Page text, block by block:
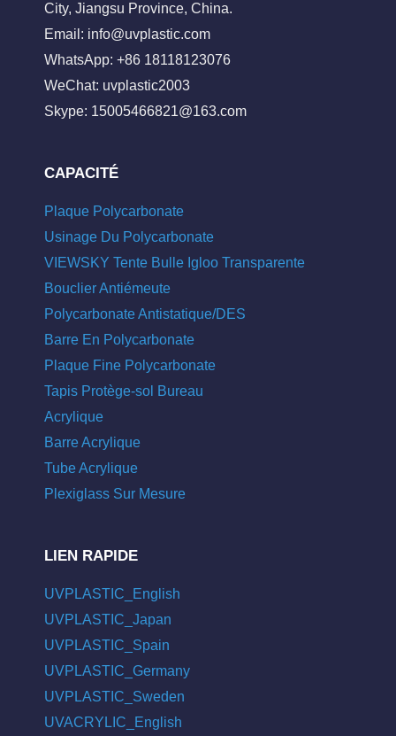
City, Jiangsu Province, China.
Email: info@uvplastic.com
WhatsApp: +86 18118123076
WeChat: uvplastic2003
Skype: 15005466821@163.com
CAPACITÉ
Plaque Polycarbonate
Usinage Du Polycarbonate
VIEWSKY Tente Bulle Igloo Transparente
Bouclier Antiémeute
Polycarbonate Antistatique/DES
Barre En Polycarbonate
Plaque Fine Polycarbonate
Tapis Protège-sol Bureau
Acrylique
Barre Acrylique
Tube Acrylique
Plexiglass Sur Mesure
LIEN RAPIDE
UVPLASTIC_English
UVPLASTIC_Japan
UVPLASTIC_Spain
UVPLASTIC_Germany
UVPLASTIC_Sweden
UVACRYLIC_English